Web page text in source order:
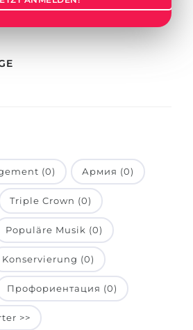
…
(0) Армия (0)
Triple Crown (0)
Populäre Musik (0)
Konservierung (0)
Профориентация (0)
>>